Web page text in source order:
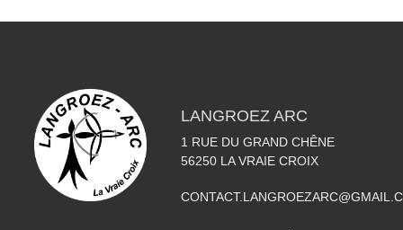
LANGROEZ ARC
1 RUE DU GRAND CHÊNE
56250 LA VRAIE CROIX